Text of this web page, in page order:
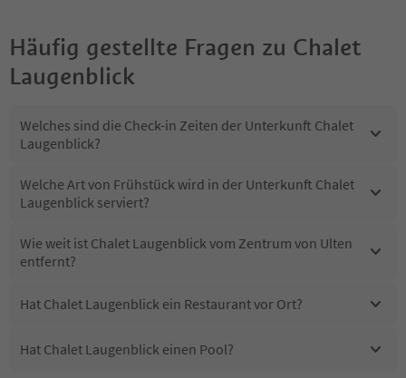
Häufig gestellte Fragen zu Chalet
Laugenblick
Welches sind die Check-in Zeiten der Unterkunft Chalet
Laugenblick?
Welche Art von Frühstück wird in der Unterkunft Chalet
Laugenblick serviert?
Wie weit ist Chalet Laugenblick vom Zentrum von Ulten
entfernt?
Hat Chalet Laugenblick ein Restaurant vor Ort?
Hat Chalet Laugenblick einen Pool?